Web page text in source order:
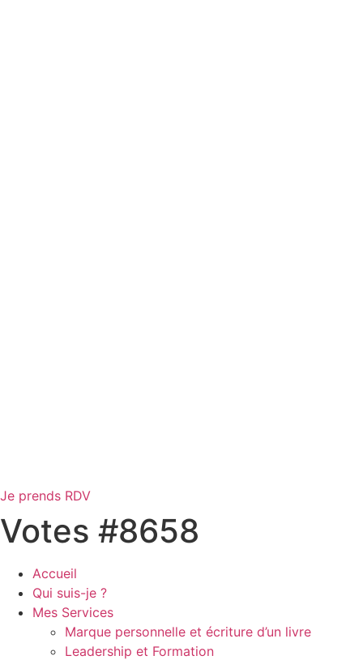
Je prends RDV
Votes #8658
Accueil
Qui suis-je ?
Mes Services
Marque personnelle et écriture d’un livre
Leadership et Formation